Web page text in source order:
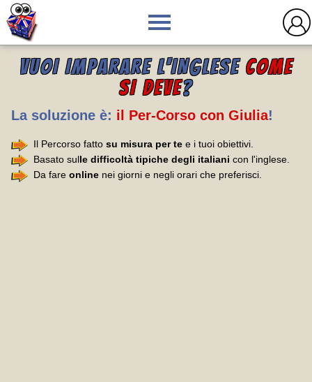
VUOI IMPARARE L'INGLESE COME
SI DEVE?
La soluzione è: il Per-Corso con Giulia!
Il Percorso fatto su misura per te e i tuoi obiettivi.
Basato sulle difficoltà tipiche degli italiani con l'inglese.
Da fare online nei giorni e negli orari che preferisci.